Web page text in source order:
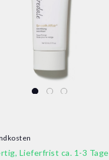
Lieferfrist ca. 1-3 Tage